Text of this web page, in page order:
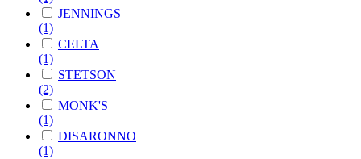
JENNINGS
(1)
CELTA
(1)
STETSON
(2)
MONK'S
(1)
DISARONNO
(1)